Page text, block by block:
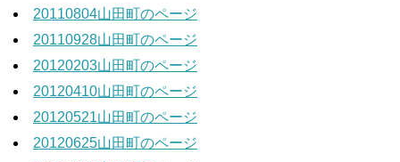
20110804山田町のページ
20110928山田町のページ
20120203山田町のページ
20120410山田町のページ
20120521山田町のページ
20120625山田町のページ